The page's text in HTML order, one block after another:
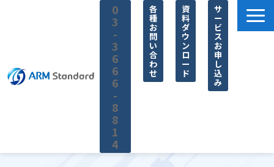
0
3
-
3
6
6
6
-
8
8
1
4
各
種
お
問
い
合
わ
せ
資
料
ダ
ウ
ン
ロ
ー
ド
サ
ー
ビ
ス
お
申
し
込
み